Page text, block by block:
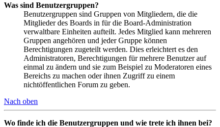
Was sind Benutzergruppen?
Benutzergruppen sind Gruppen von Mitgliedern, die die
Mitglieder des Boards in für die Board-Administration
verwaltbare Einheiten aufteilt. Jedes Mitglied kann mehreren
Gruppen angehören und jeder Gruppe können
Berechtigungen zugeteilt werden. Dies erleichtert es den
Administratoren, Berechtigungen für mehrere Benutzer auf
einmal zu ändern und sie zum Beispiel zu Moderatoren eines
Bereichs zu machen oder ihnen Zugriff zu einem
nichtöffentlichen Forum zu geben.
Nach oben
Wo finde ich die Benutzergruppen und wie trete ich ihnen bei?